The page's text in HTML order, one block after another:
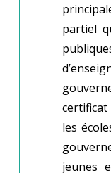
partiel
les
jeunes